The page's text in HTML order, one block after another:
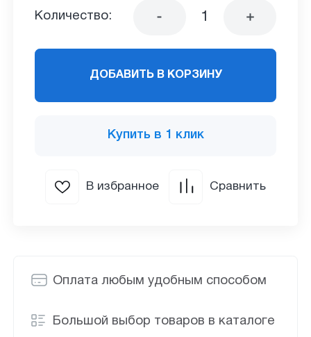
Оплата любым удобным способом
Большой выбор товаров в каталоге
Количество:
ДОБАВИТЬ В КОРЗИНУ
Купить в 1 клик
В избранное Сравнить